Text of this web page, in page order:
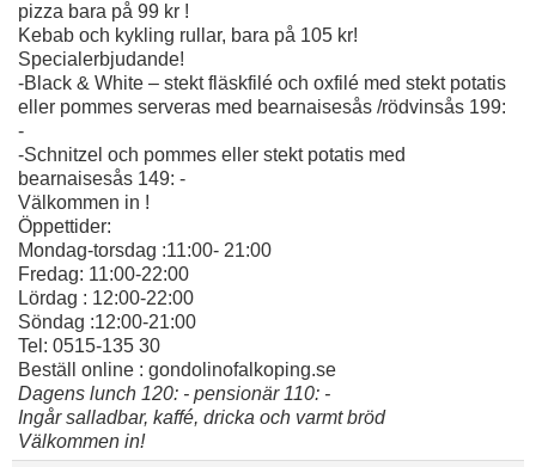
pizza bara på 99 kr !
Kebab och kykling rullar, bara på 105 kr!
Specialerbjudande!
-Black & White – stekt fläskfilé och oxfilé med stekt potatis
eller pommes serveras med bearnaisesås /rödvinsås 199:
-
-Schnitzel och pommes eller stekt potatis med
bearnaisesås 149: -
Välkommen in !
Öppettider:
Mondag-torsdag :11:00- 21:00
Fredag: 11:00-22:00
Lördag : 12:00-22:00
Söndag :12:00-21:00
Tel: 0515-135 30
Beställ online : gondolinofalkoping.se
Dagens lunch 120: - pensionär 110: -
Ingår salladbar, kaffé, dricka och varmt bröd
Välkommen in!